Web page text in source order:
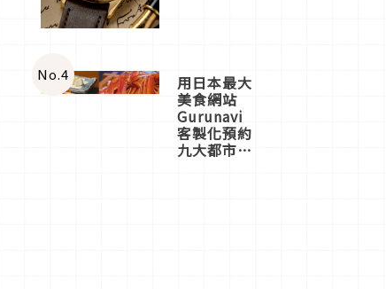
No.4 用日本最大
美食網站
Gurunavi
客製化預約
九大都市餐